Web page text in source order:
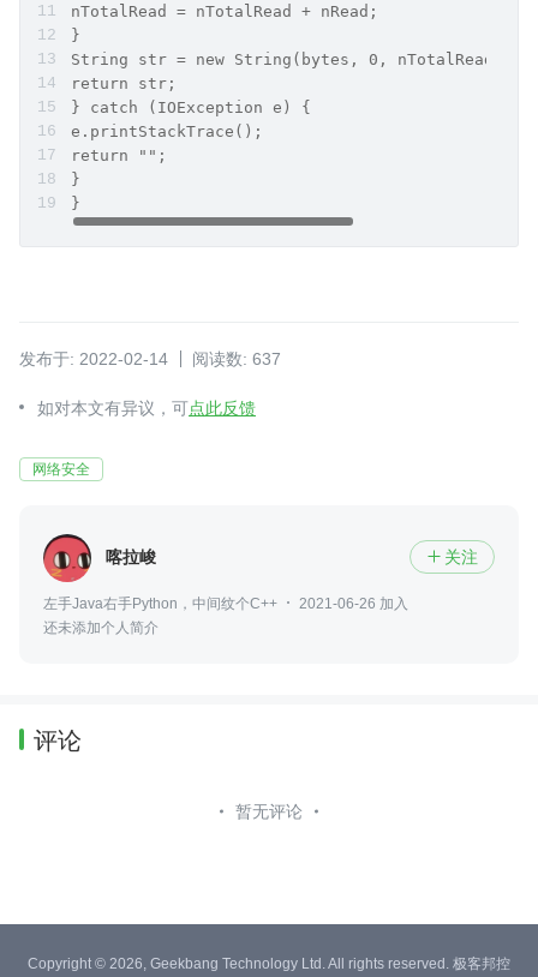
nTotalRead = nTotalRead + nRead;
}
String str = new String(bytes, 0, nTotalRead,
return str;
} catch (IOException e) {
e.printStackTrace();
return "";
}
}
发布于: 2022-02-14 阅读数: 637
如对本文有异议，可点此反馈
网络安全
喀拉峻  关注
左手Java右手Python，中间纹个C++
2021-06-26 加入
还未添加个人简介
评论
暂无评论
Copyright © 2026, Geekbang Technology Ltd. All rights reserved. 极客邦控